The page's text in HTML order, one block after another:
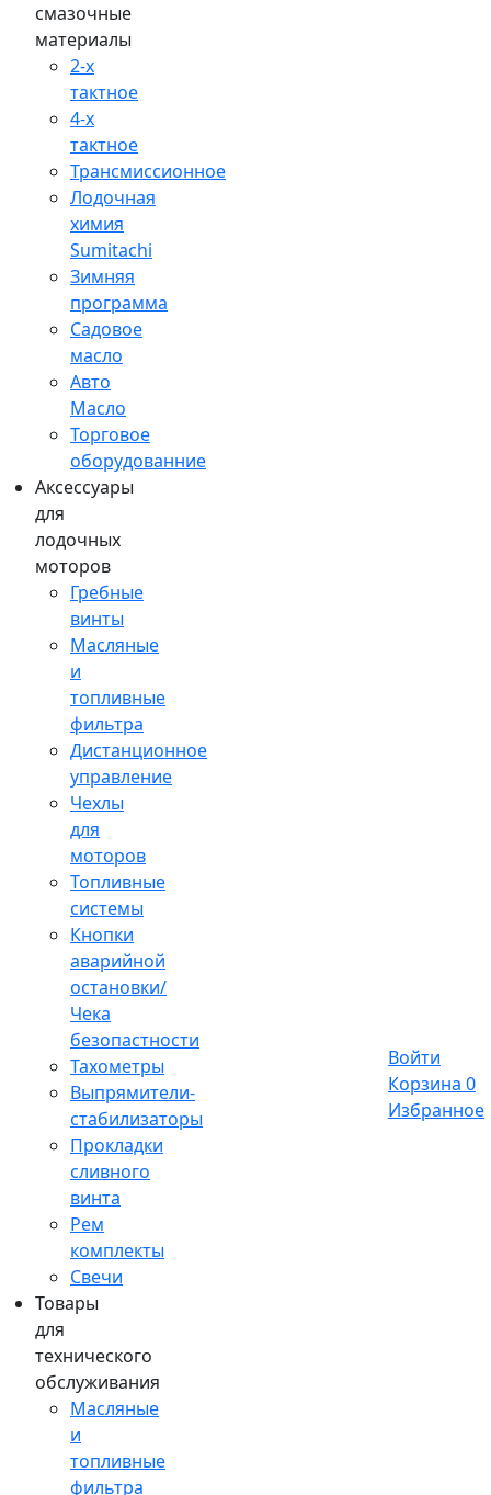
смазочные
материалы
2-х
тактное
4-х
тактное
Трансмиссионное
Лодочная
химия
Sumitachi
Зимняя
программа
Садовое
масло
Авто
Масло
Торговое
оборудованние
Аксессуары
для
лодочных
моторов
Гребные
винты
Масляные
и
топливные
фильтра
Дистанционное
управление
Чехлы
для
моторов
Топливные
системы
Кнопки
аварийной
остановки/
Чека
безопастности
Тахометры
Выпрямители-
стабилизаторы
Прокладки
сливного
винта
Рем
комплекты
Свечи
Товары
для
технического
обслуживания
Масляные
и
топливные
фильтра
Войти
Корзина 0
Избранное